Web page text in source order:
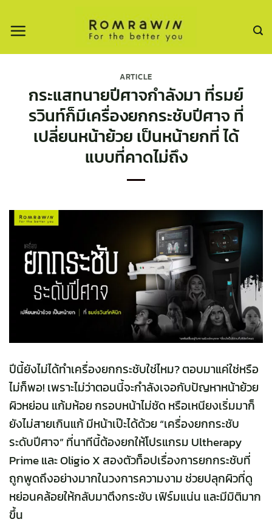
ARTICLE
กระแสทนายปีศาจกำลังมา ที่รมย์
รวินท์ก็มีเครื่องยกกระชับปีศาจ ที่
เปลี่ยนหน้าย้วย เป็นหน้ายกที่ ได้
แบบที่คาดไม่ถึง
ปีนี้ยังไม่ได้ทำเครื่องยกกระชับใช่ไหม? ตอบมาแค่ใช่หรือ
ไม่ก็พอ! เพราะไม่ว่าตอนนี้จะกำลังเจอกับปัญหาหน้าย้วย
ผิวหย่อน แก้มห้อย กรอบหน้าไม่ชัด หรือเหนียงเริ่มมาก็
ยังไม่สายเกินแก้ มีหน้าเป๊ะได้ด้วย “เครื่องยกกระชับ
ระดับปีศาจ” ที่นาทีนี้ต้องยกให้โปรแกรม Ultherapy
Prime และ Oligio X สองตัวท็อปเรื่องการยกกระชับที่
ถูกพูดถึงอย่างมากในวงการความงาม ช่วยปลุกผิวที่ดู
หย่อนคล้อยให้กลับมาตึงกระชับ เฟิร์มแน่น และมีมิติมาก
ขึ้น